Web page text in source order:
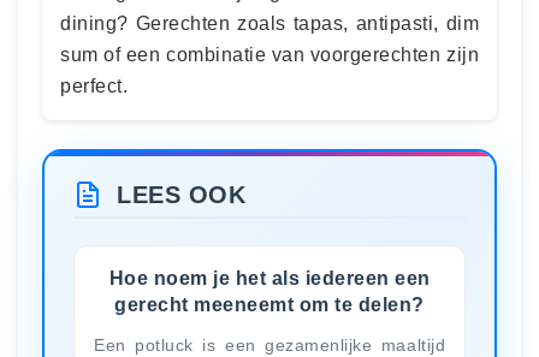
dining? Gerechten zoals tapas, antipasti, dim
sum of een combinatie van voorgerechten zijn
perfect.
LEES OOK
Hoe noem je het als iedereen een
gerecht meeneemt om te delen?
Een potluck is een gezamenlijke maaltijd